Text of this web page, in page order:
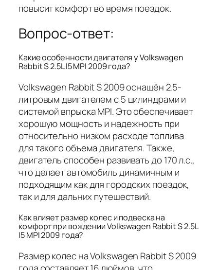
повысит комфорт во время поездок.
Вопрос-ответ:
Какие особенности двигателя у Volkswagen
Rabbit S 2.5L I5 MPI 2009 года?
Volkswagen Rabbit S 2009 оснащён 2.5-
литровым двигателем с 5 цилиндрами и
системой впрыска MPI. Это обеспечивает
хорошую мощность и надежность при
относительно низком расходе топлива
для такого объема двигателя. Также,
двигатель способен развивать до 170 л.с.,
что делает автомобиль динамичным и
подходящим как для городских поездок,
так и для дальних путешествий.
Как влияет размер колес и подвеска на
комфорт при вождении Volkswagen Rabbit S 2.5L
I5 MPI 2009 года?
Размер колес на Volkswagen Rabbit S 2009